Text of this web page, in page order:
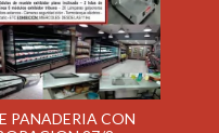
PANADERIA CON